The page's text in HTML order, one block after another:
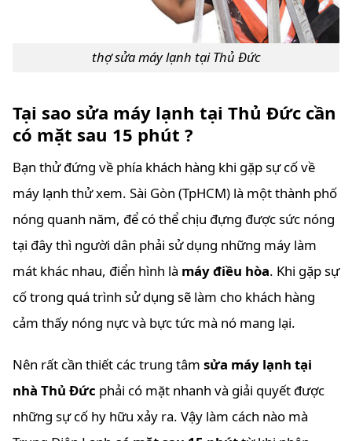
thợ sửa máy lạnh tại Thủ Đức
Tại sao sửa máy lạnh tại Thủ Đức cần
có mặt sau 15 phút ?
Bạn thử đứng về phía khách hàng khi gặp sự cố về
máy lạnh thử xem. Sài Gòn (TpHCM) là một thành phố
nóng quanh năm, để có thể chịu đựng được sức nóng
tại đây thì người dân phải sử dụng những máy làm
mát khác nhau, điển hình là máy điều hòa. Khi gặp sự
cố trong quá trình sử dụng sẽ làm cho khách hàng
cảm thấy nóng nực và bực tức mà nó mang lại.
Nên rất cần thiết các trung tâm sửa máy lạnh tại
nhà Thủ Đức phải có mặt nhanh và giải quyết được
những sự cố hy hữu xảy ra. Vậy làm cách nào mà